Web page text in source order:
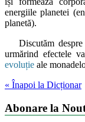
energiile planetei
planetă).
Discutăm
urmărind efectele
evoluție ale
« Înapoi la Dicționar
Abonare la